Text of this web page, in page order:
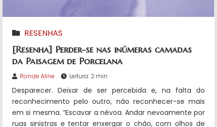
RESENHAS
[Resenha] Perder-se nas inúmeras camadas
da Paisagem de Porcelana
Ronize Aline Leitura: 2 min
Desparecer. Deixar de ser percebida e, na falta do
reconhecimento pelo outro, não reconhecer-se mais
em si mesma. “Escavar a névoa. Andar nevoamente por
ruas sinistras e tentar enxergar o chão, com olhos de